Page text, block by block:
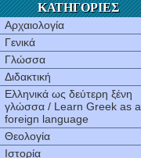
ΚΑΤΗΓΟΡΙΕΣ
Αρχαιολογία
Γενικά
Γλώσσα
Διδακτική
Ελληνικά ως δεύτερη ξένη
γλώσσα / Learn Greek as a
foreign language
Θεολογία
Ιστορία